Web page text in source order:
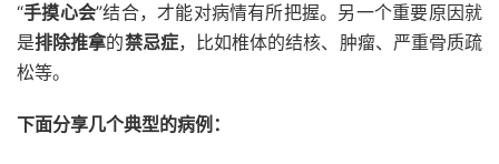
“手摸心会”结合，才能对病情有所把握。另一个重要原因就
是排除推拿的禁忌症，比如椎体的结核、肿瘤、严重骨质疏
松等。
下面分享几个典型的病例：